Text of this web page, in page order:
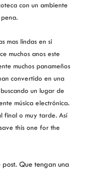
con un ambiente
mas lindas en si
muchos anos este
muchos panameños
convertido en una
un lugar de
música electrónica.
final o muy tarde. Así
this one for the
Que tengan una